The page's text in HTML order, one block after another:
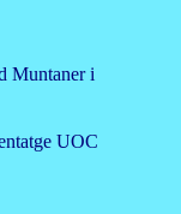
Muntaner i
UOC